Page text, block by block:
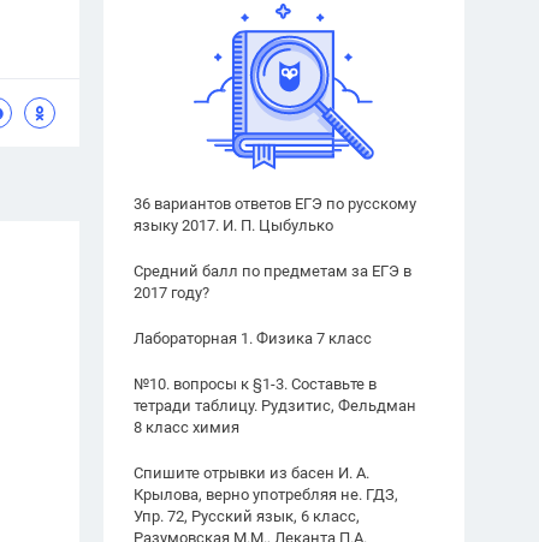
36 вариантов ответов ЕГЭ по русскому
языку 2017. И. П. Цыбулько
Средний балл по предметам за ЕГЭ в
2017 году?
Лабораторная 1. Физика 7 класс
№10. вопросы к §1-3. Составьте в
тетради таблицу. Рудзитис, Фельдман
8 класс химия
Спишите отрывки из басен И. А.
Крылова, верно употребляя не. ГДЗ,
Упр. 72, Русский язык, 6 класс,
Разумовская М.М., Леканта П.А.